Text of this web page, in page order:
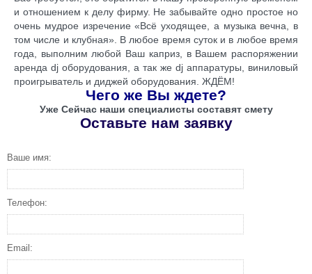
и отношением к делу фирму. Не забывайте одно простое но
очень мудрое изречение «Всё уходящее, а музыка вечна, в
том числе и клубная». В любое время суток и в любое время
года, выполним любой Ваш каприз, в Вашем распоряжении
аренда dj оборудования, а так же dj аппаратуры, виниловый
проигрыватель и диджей оборудования. ЖДЁМ!
Чего же Вы ждете?
Уже Сейчас наши специалисты составят смету
Оставьте нам заявку
Ваше имя:
Телефон:
Email: